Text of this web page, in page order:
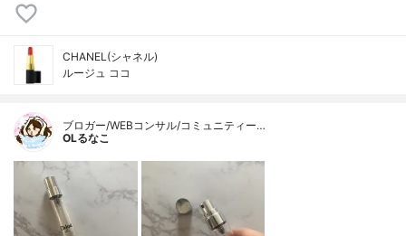
CHANEL(シャネル)
ルージュ ココ
ブロガー/WEBコンサル/コミュニティー…
OLるなこ